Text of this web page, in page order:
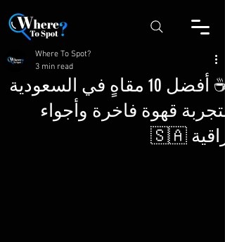
☕ أفضل 10 مقاهٍ في السعودية
لتجربة قهوة فاخرة وأجواء
راقية 🇸🇦
Where To Spot?
3 min read